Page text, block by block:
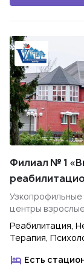
Филиал № 1
центры
Реабилитация,
Терапия,
Есть